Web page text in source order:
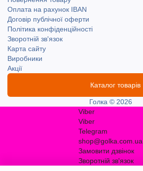
Оплата на рахунок IBAN
Договір публічної оферти
Політика конфіденційності
Зворотній зв'язок
Карта сайту
Виробники
Акції
Каталог товарів
Голка © 2026
Viber
Viber
Telegram
shop@golka.com.ua
Замовити дзвінок
Зворотній зв'язок